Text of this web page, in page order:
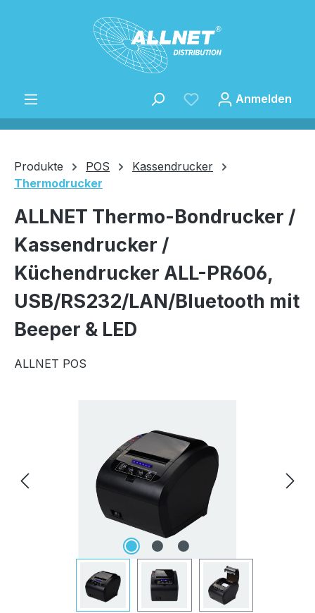
Zum Hauptinhalt springen
Speichern
Anmelden
Produkte POS
Kassendrucker
Thermodrucker
ALLNET Thermo-Bondrucker /
Kassendrucker /
Küchendrucker ALL-PR606,
USB/RS232/LAN/Bluetooth mit
Beeper & LED
ALLNET POS